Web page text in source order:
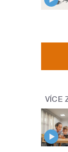
VÍCE